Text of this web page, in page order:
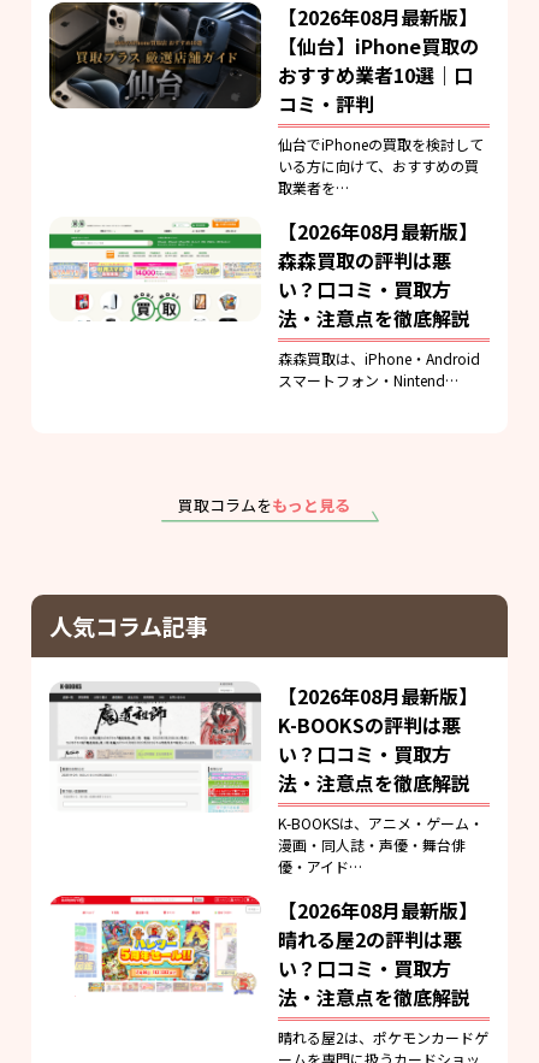
【2026年08月最新版】
【仙台】iPhone買取の
おすすめ業者10選｜口
コミ・評判
仙台でiPhoneの買取を検討して
いる方に向けて、おすすめの買
取業者を…
【2026年08月最新版】
森森買取の評判は悪
い？口コミ・買取方
法・注意点を徹底解説
森森買取は、iPhone・Android
スマートフォン・Nintend…
買取コラムをもっと見る
人気コラム記事
【2026年08月最新版】
K-BOOKSの評判は悪
い？口コミ・買取方
法・注意点を徹底解説
K-BOOKSは、アニメ・ゲーム・
漫画・同人誌・声優・舞台俳
優・アイド…
【2026年08月最新版】
晴れる屋2の評判は悪
い？口コミ・買取方
法・注意点を徹底解説
晴れる屋2は、ポケモンカードゲ
ームを専門に扱うカードショッ